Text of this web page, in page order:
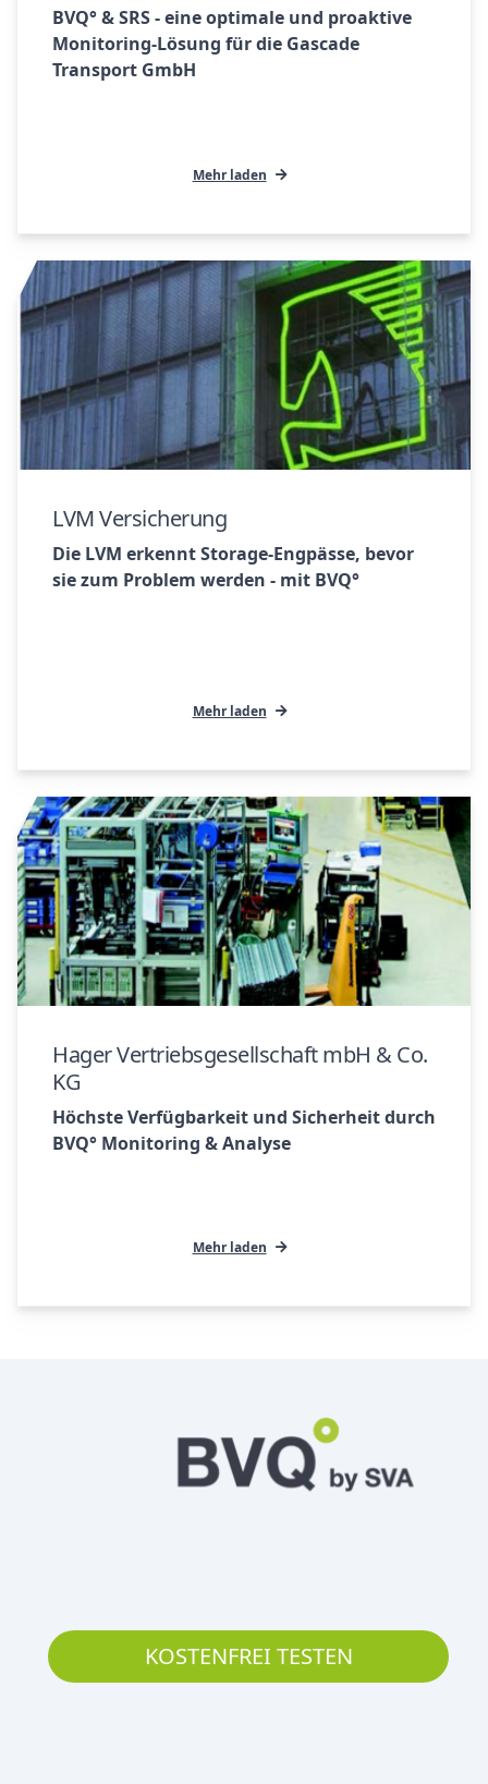
BVQ° & SRS - eine optimale und proaktive
Monitoring-Lösung für die Gascade
Transport GmbH
Mehr laden
LVM Versicherung
Die LVM erkennt Storage-Engpässe, bevor
sie zum Problem werden - mit BVQ°
Mehr laden
Hager Vertriebsgesellschaft mbH & Co.
KG
Höchste Verfügbarkeit und Sicherheit durch
BVQ° Monitoring & Analyse
Mehr laden
KOSTENFREI TESTEN